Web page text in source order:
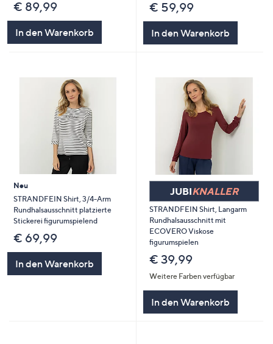
€ 89,99
In den Warenkorb
€ 59,99
In den Warenkorb
Neu
STRANDFEIN Shirt, 3/4-Arm
Rundhalsausschnitt platzierte
Stickerei figurumspielend
€ 69,99
In den Warenkorb
JUBIKNALLER
STRANDFEIN Shirt, Langarm
Rundhalsausschnitt mit
ECOVERO Viskose
figurumspielen
€ 39,99
Weitere Farben verfügbar
In den Warenkorb